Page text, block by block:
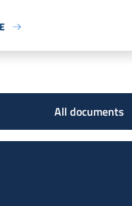
All documents